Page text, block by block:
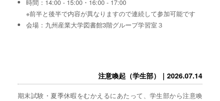
時間：14:00 - 15:00・16:00 - 17:00
※前半と後半で内容が異なりますので連続して参加可能です
会場：九州産業大学図書館3階グループ学習室３
注意喚起（学生部）｜2026.07.14
期末試験・夏季休暇をむかえるにあたって、学生部から注意喚